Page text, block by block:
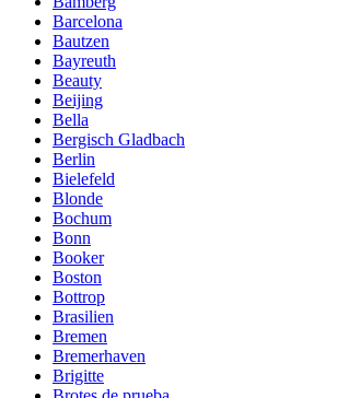
Barcelona
Bautzen
Bayreuth
Beauty
Beijing
Bella
Bergisch Gladbach
Berlin
Bielefeld
Blonde
Bochum
Bonn
Booker
Boston
Bottrop
Brasilien
Bremen
Bremerhaven
Brigitte